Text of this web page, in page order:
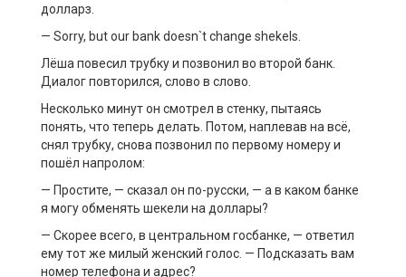
долларз.
— Sorry, but our bank doesn`t change shekels.
Лёша повесил трубку и позвонил во второй банк.
Диалог повторился, слово в слово.
Несколько минут он смотрел в стенку, пытаясь
понять, что теперь делать. Потом, наплевав на всё,
снял трубку, снова позвонил по первому номеру и
пошёл напролом:
— Простите, — сказал он по-русски, — а в каком банке
я могу обменять шекели на доллары?
— Скорее всего, в центральном госбанке, — ответил
ему тот же милый женский голос. — Подсказать вам
номер телефона и адрес?